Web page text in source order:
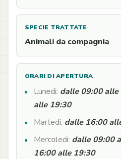
SPECIE TRATTATE
Animali da compagnia
ORARI DI APERTURA
Lunedi: dalle 09:00
alle 19:30
Martedi: dalle 16:00
Mercoledi: dalle 09:00
16:00 alle 19:30